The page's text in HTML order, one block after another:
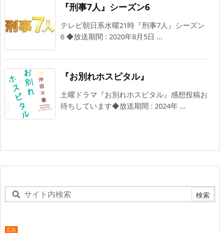
『刑事7人』シーズン6
テレビ朝日系水曜21時『刑事7人』シーズン
6 ◆放送期間 : 2020年8月5日 ...
『お別れホスピタル』
土曜ドラマ『お別れホスピタル』感想投稿お
待ちしています◆放送期間 : 2024年 ...
広告